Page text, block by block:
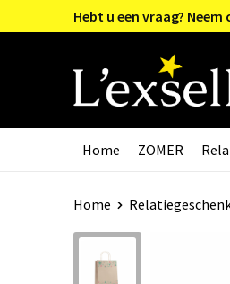
Hebt u een vraag?
Home ZOMER
Home